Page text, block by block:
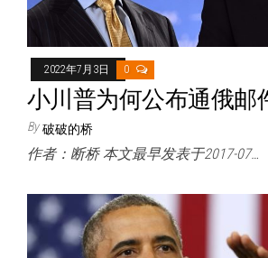
2022年7月3日 0
小川普为何公布通俄邮
By 破破的桥
作者：断桥 本文最早发表于2017-07…